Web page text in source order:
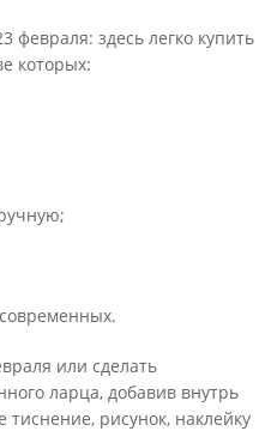
здесь легко купить
которых:
или сделать
ларца, добавив внутрь
рисунок, наклейку